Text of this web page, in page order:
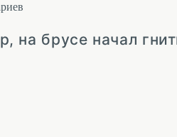
на брусе начал